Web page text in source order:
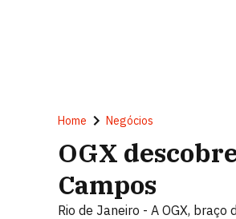
Home Negócios
OGX
Campos
Rio de Janeiro - A OGX,